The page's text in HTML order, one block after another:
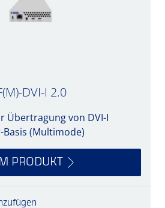
DVI-I 2.0
Übertragung von DVI-I
Basis (Multimode)
PRODUKT